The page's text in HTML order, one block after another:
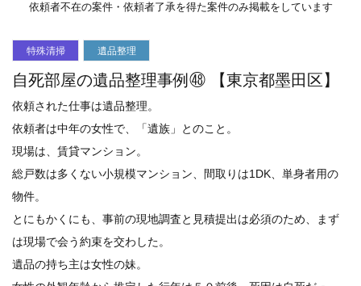
依頼者不在の案件・依頼者了承を得た案件のみ掲載をしています
特殊清掃 遺品整理
自死部屋の遺品整理事例㊽ 【東京都墨田区】
依頼された仕事は遺品整理。
依頼者は中年の女性で、「遺族」とのこと。
現場は、賃貸マンション。
総戸数は多くない小規模マンション、間取りは1DK、単身者用の
物件。
とにもかくにも、事前の現地調査と見積提出は必須のため、まず
は現場で会う約束を交わした。
遺品の持ち主は女性の妹。